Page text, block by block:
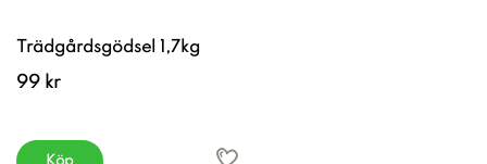
Trädgårdsgödsel 1,7kg
99 kr
Köp